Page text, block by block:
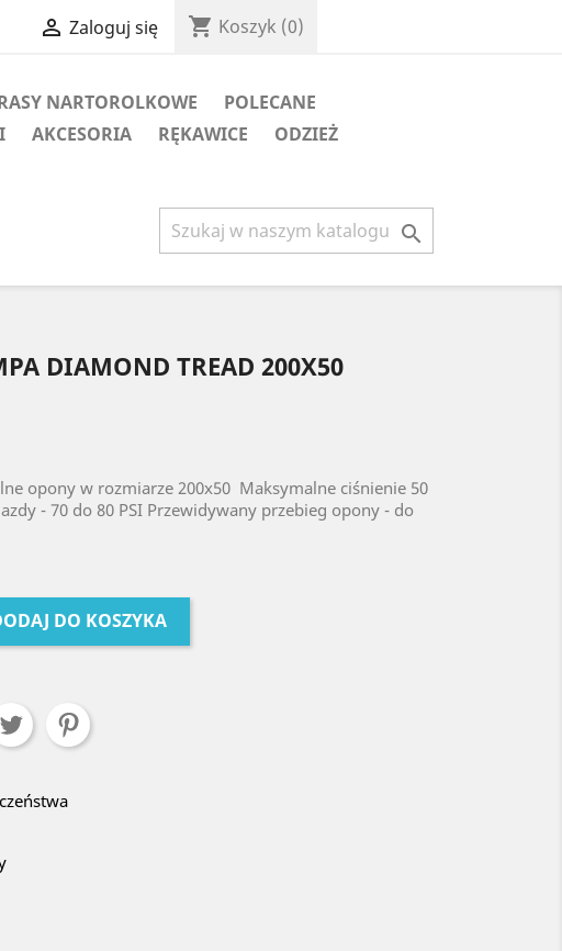
 Zaloguj się shopping_cart Koszyk (0)
NARTOROLKOWE
POLECANE
AKCESORIA RĘKAWICE
ODZIEŻ

DIAMOND TREAD 200X50
opony w rozmiarze 200x50 Maksymalne ciśnienie 50
- 70 do 80 PSI Przewidywany przebieg opony - do
DO KOSZYKA